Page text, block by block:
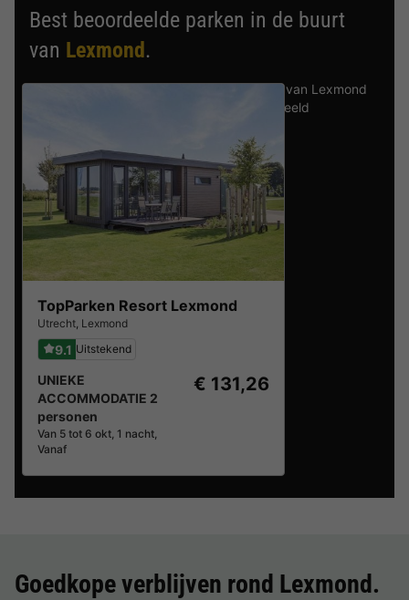
Best beoordeelde parken in de buurt
van Lexmond.
Ontdek de selectie van parken in de buurt van Lexmond
die door onze gasten als beste zijn beoordeeld
TopParken Resort Lexmond
Utrecht, Lexmond
9.1 Uitstekend
UNIEKE
ACCOMMODATIE 2
personen
Van 5 tot 6 okt, 1 nacht,
Vanaf
€ 131,26
Goedkope verblijven rond Lexmond.